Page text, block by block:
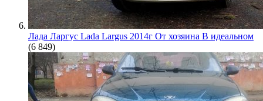
Лада Ларгус Lada Largus 2014г От хозяина В идеальном
(6 849)